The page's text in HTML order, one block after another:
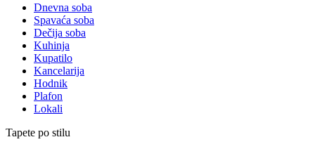
Dnevna soba
Spavaća soba
Dečija soba
Kuhinja
Kupatilo
Kancelarija
Hodnik
Plafon
Lokali
Tapete po stilu